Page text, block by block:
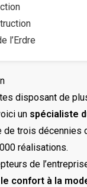
l’Erdre
disposant de
un spécialiste
trois décennies
réalisations.
de
le confort à la